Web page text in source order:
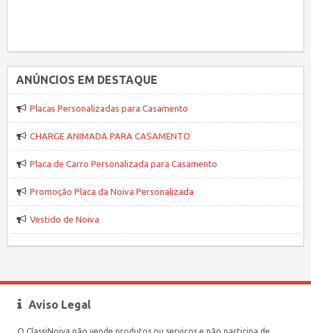
ANÚNCIOS EM DESTAQUE
Placas Personalizadas para Casamento
CHARGE ANIMADA PARA CASAMENTO
Placa de Carro Personalizada para Casamento
Promoção Placa da Noiva Personalizada
Vestido de Noiva
Aviso Legal